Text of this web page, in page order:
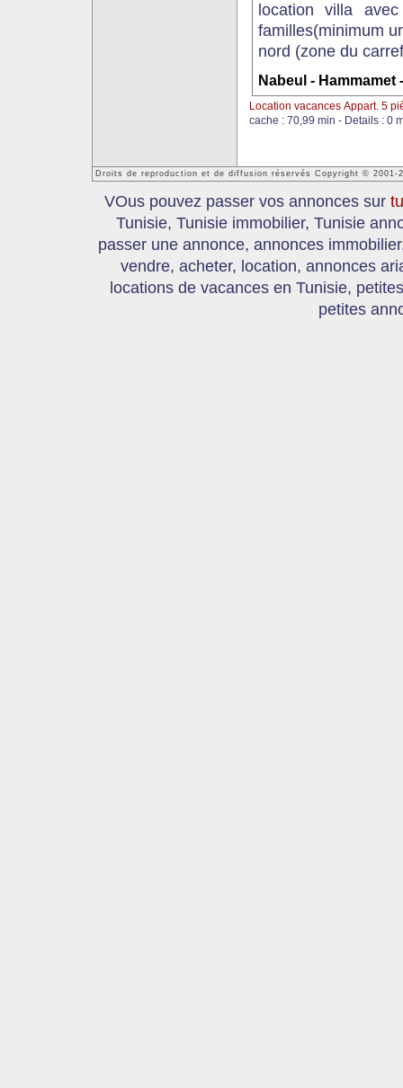
location villa
familles(minimum
nord (zone du
Nabeul - Hammamet
Location vacances Appart. 5
cache : 70,99 min - Details : 0
Droits de reproduction et de diffusion réservés Copyright © 2001-
VOus pouvez passer vos annonces sur
Tunisie, Tunisie immobilier, Tunisie
passer une annonce, annonces
vendre, acheter, location, annonces
locations de vacances en Tunisie,
petites